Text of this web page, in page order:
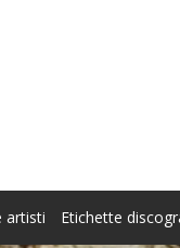
artisti Etichette